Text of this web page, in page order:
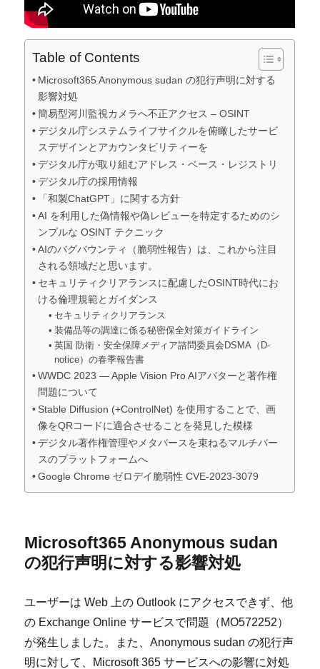
Table of Contents
Microsoft365 Anonymous sudan の犯行声明に対する
影響対処
簡易型河川監視カメラへ不正アクセス – OSINT
デジタル庁システムライフサイクルを俯瞰したサービ
スデザインとアカウンタビリティーを
デジタル庁が取り組むアドレス・ベース・レジストリ
デジタル庁の採用情報
「和製ChatGPT」に関する方針
AI を利用した偽情報や偽レビューを特定するためのシ
ンプルな OSINT テクニック
AIのバグバウンティ（脆弱性報告）は、これから注目
される領域だと思います。
セキュリティクリアランスに配慮したOSINT時代にお
ける倫理規範とガイダンス
セキュリティクリアランス
装備品等の調達に係る秘密保全対策ガイドライン
英国 防衛・安全保障メディア諮問委員会DSMA（D-
notice）の春季報告書
WWDC 2023 — Apple Vision Pro AIアバターと著作権
問題について
Stable Diffusion (+ControlNet) を使用することで、画
像をQRコードに適合させることを発見した模様
デジタル著作権管理やメタバースを束ねるマルチバー
スのプラットフォームへ
Google Chrome ゼロデイ脆弱性 CVE-2023-3079
Microsoft365 Anonymous sudan
の犯行声明に対する影響対処
ユーザーは Web 上の Outlook にアクセスできず、他
の Exchange Online サービスで問題（MO572252）
が発生しました。また、Anonymous sudan の犯行声
明に対して、Microsoft 365 サービスへの影響に対処